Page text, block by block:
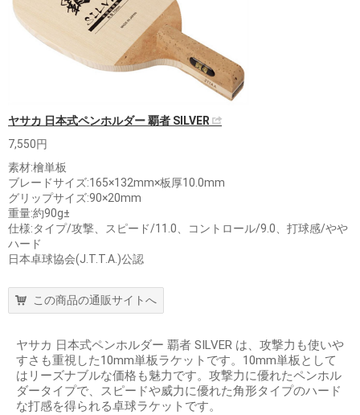
ヤサカ 日本式ペンホルダー 覇者 SILVER
7,550円
素材:檜単板
ブレードサイズ:165×132mm×板厚10.0mm
グリップサイズ:90×20mm
重量:約90g±
仕様:タイプ/攻撃、スピード/11.0、コントロール/9.0、打球感/やや
ハード
日本卓球協会(J.T.T.A.)公認
この商品の通販サイトへ
ヤサカ 日本式ペンホルダー 覇者 SILVER は、攻撃力も使いや
すさも重視した10mm単板ラケットです。10mm単板として
はリーズナブルな価格も魅力です。攻撃力に優れたペンホル
ダータイプで、スピードや威力に優れた角形タイプのハード
な打感を得られる卓球ラケットです。